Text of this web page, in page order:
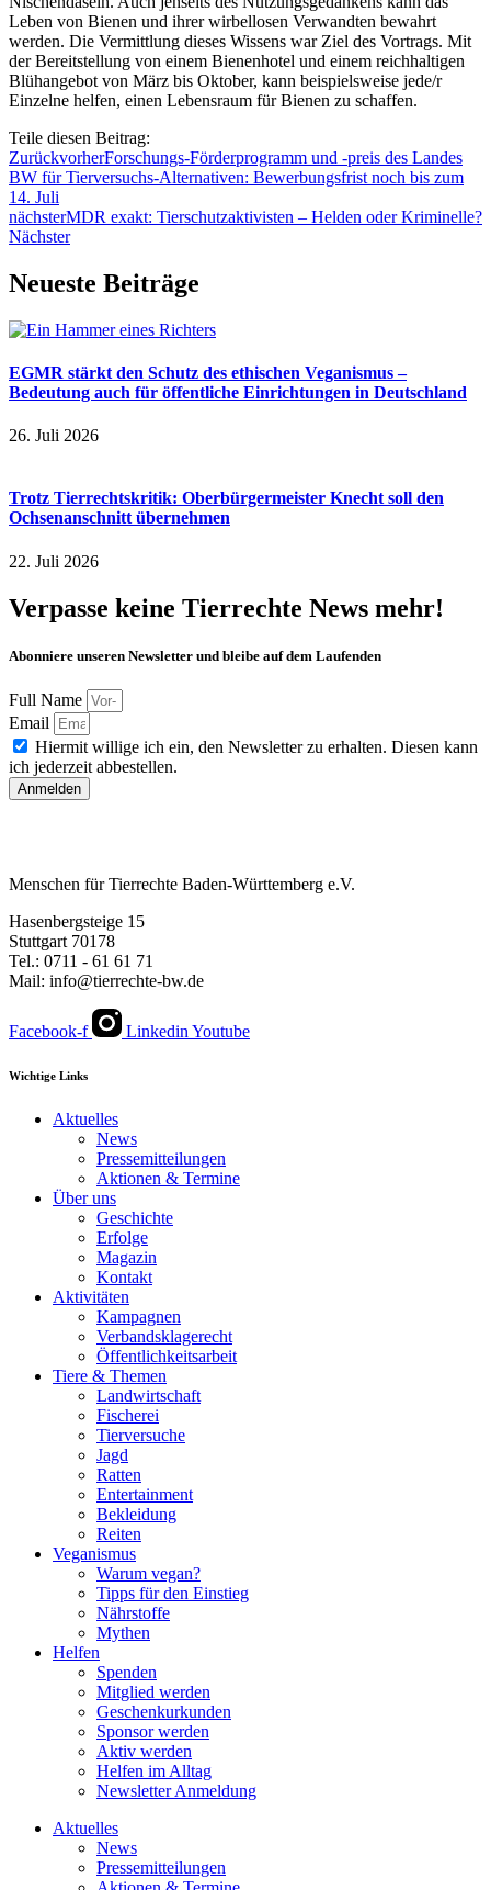
Leben von Bienen und ihrer wirbellosen Verwandten bewahrt
werden. Die Vermittlung dieses Wissens war Ziel des Vortrags. Mit
der Bereitstellung von einem Bienenhotel und einem reichhaltigen
Blühangebot von März bis Oktober, kann beispielsweise jede/r
Einzelne helfen, einen Lebensraum für Bienen zu schaffen.
Teile diesen Beitrag:
ZurückvorherForschungs-Förderprogramm und -preis des Landes
BW für Tierversuchs-Alternativen: Bewerbungsfrist noch bis zum
14. Juli
nächsterMDR exakt: Tierschutzaktivisten – Helden oder Kriminelle?
Nächster
Neueste Beiträge
EGMR stärkt den Schutz des ethischen Veganismus –
Bedeutung auch für öffentliche Einrichtungen in Deutschland
26. Juli 2026
Trotz Tierrechtskritik: Oberbürgermeister Knecht soll den
Ochsenanschnitt übernehmen
22. Juli 2026
Verpasse keine Tierrechte News mehr!
Abonniere unseren Newsletter und bleibe auf dem Laufenden
Full Name
Email
Hiermit willige ich ein, den Newsletter zu erhalten. Diesen kann
ich jederzeit abbestellen.
Anmelden
Menschen für Tierrechte Baden-Württemberg e.V.
Hasenbergsteige 15
Stuttgart 70178
Tel.: 0711 - 61 61 71
Mail: info@tierrechte-bw.de
Facebook-f Linkedin Youtube
Wichtige Links
Aktuelles
News
Pressemitteilungen
Aktionen & Termine
Über uns
Geschichte
Erfolge
Magazin
Kontakt
Aktivitäten
Kampagnen
Verbandsklagerecht
Öffentlichkeitsarbeit
Tiere & Themen
Landwirtschaft
Fischerei
Tierversuche
Jagd
Ratten
Entertainment
Bekleidung
Reiten
Veganismus
Warum vegan?
Tipps für den Einstieg
Nährstoffe
Mythen
Helfen
Spenden
Mitglied werden
Geschenkurkunden
Sponsor werden
Aktiv werden
Helfen im Alltag
Newsletter Anmeldung
Aktuelles
News
Pressemitteilungen